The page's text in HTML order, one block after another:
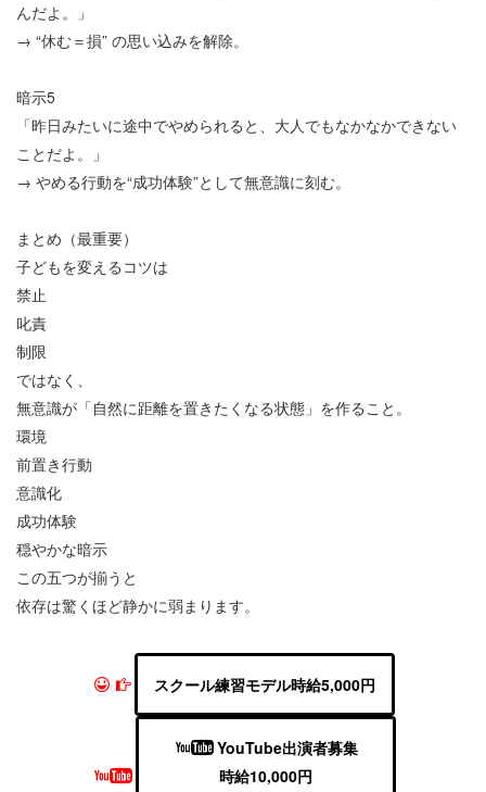
んだよ。」
→ “休む＝損” の思い込みを解除。
暗示5
「昨日みたいに途中でやめられると、大人でもなかなかできない
ことだよ。」
→ やめる行動を“成功体験”として無意識に刻む。
まとめ（最重要）
子どもを変えるコツは
禁止
叱責
制限
ではなく、
無意識が「自然に距離を置きたくなる状態」を作ること。
環境
前置き行動
意識化
成功体験
穏やかな暗示
この五つが揃うと
依存は驚くほど静かに弱まります。
スクール練習モデル時給5,000円
YouTube出演者募集
時給10,000円